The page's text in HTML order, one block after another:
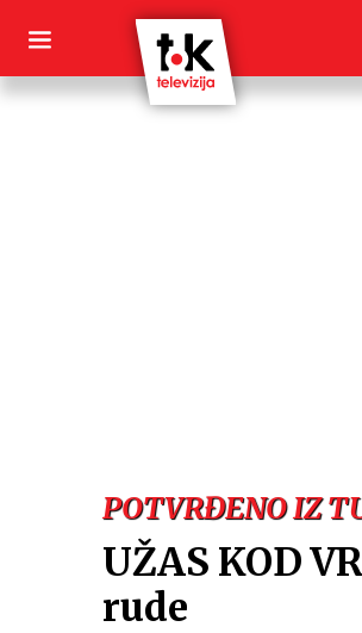
content
POTVRĐENO IZ
UŽAS KOD
rude